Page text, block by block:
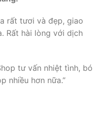
rất tươi và đẹp, giao
Rất hài lòng với dịch
tư vấn nhiệt tình, bó
nhiều hơn nữa.”